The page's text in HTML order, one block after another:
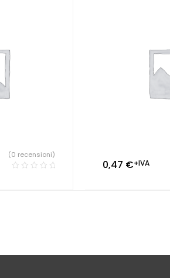
(0 recensioni)
0,47 €+IVA